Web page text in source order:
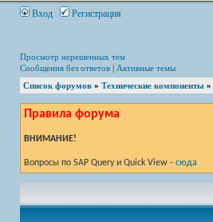
Вход Регистрация
Просмотр нерешенных тем
Сообщения без ответов | Активные темы
Список форумов » Технические компоненты »
Правила форума
ВНИМАНИЕ!
Вопросы по SAP Query и Quick View - сюда